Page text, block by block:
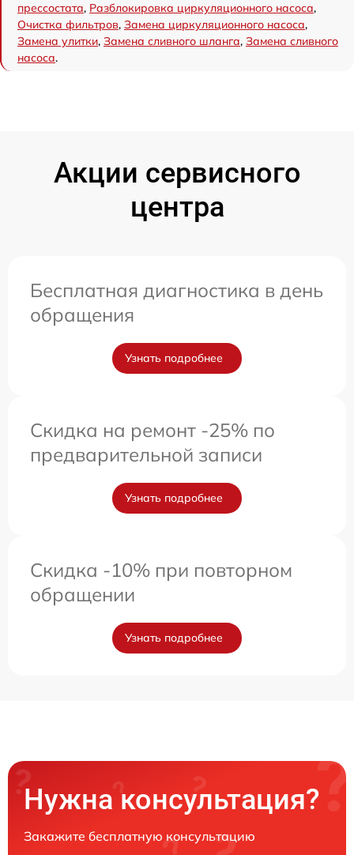
прессостата, Разблокировка циркуляционного насоса,
Очистка фильтров, Замена циркуляционного насоса,
Замена улитки, Замена сливного шланга, Замена сливного
насоса.
Акции сервисного
центра
Бесплатная диагностика в день
обращения
Узнать подробнее
Скидка на ремонт -25% по
предварительной записи
Узнать подробнее
Скидка -10% при повторном
обращении
Узнать подробнее
Нужна консультация?
Закажите бесплатную консультацию